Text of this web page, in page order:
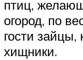
птиц,
огород, по
гости зайцы,
хищники.